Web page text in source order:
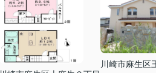
川崎市麻生区